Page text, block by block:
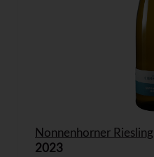
Nonnenhorner Riesling
2023